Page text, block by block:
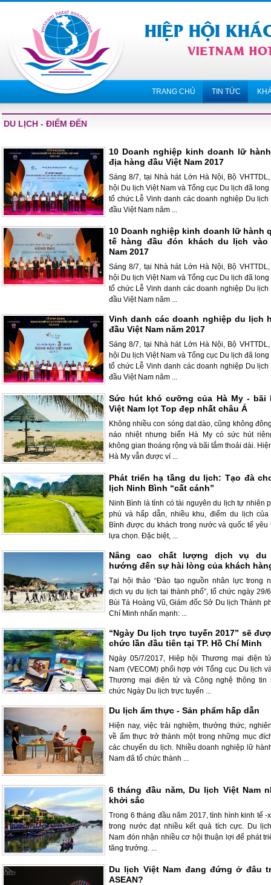
TRANG CHỦ TIN TỨC
DU LỊCH - ĐIỂM ĐẾN
10 Doanh nghiệp kinh doanh lữ
địa hàng đầu Việt Nam 2017
Sáng 8/7, tại Nhà hát Lớn Hà Nội, Bộ
hội Du lịch Việt Nam và Tổng cục Du lịch đã long
tổ chức Lễ Vinh danh các doanh nghiệp Du lịch
đầu Việt Nam năm ...
10 Doanh nghiệp kinh doanh lữ hành
tế hàng đầu đón khách du lịch vào
Nam 2017
Sáng 8/7, tại Nhà hát Lớn Hà Nội, Bộ
hội Du lịch Việt Nam và Tổng cục Du lịch đã long
tổ chức Lễ Vinh danh các doanh nghiệp Du lịch
đầu Việt Nam năm ...
Vinh danh các doanh nghiệp du lịch
đầu Việt Nam năm 2017
Sáng 8/7, tại Nhà hát Lớn Hà Nội, Bộ
hội Du lịch Việt Nam và Tổng cục Du lịch đã long
tổ chức Lễ Vinh danh các doanh nghiệp Du lịch
đầu Việt Nam năm ...
Sức hút khó cưỡng của Hà My - bãi
Việt Nam lọt Top đẹp nhất châu Á
Không nhiều con sóng dạt dào, cũng không
náo nhiệt nhưng biển Hà My có sức hút
không gian thoáng rộng và bãi tắm thoải dài.
Hà My vẫn được ví ...
Phát triển hạ tầng du lịch: Tạo đà
lịch Ninh Bình “cất cánh”
Ninh Bình là tỉnh có tài nguyên du lịch tự nhiên
phú và hấp dẫn, nhiều khu, điểm du lịch của
Bình được du khách trong nước và quốc tế yêu
lựa chọn. Đặc biệt, ...
Nâng cao chất lượng dịch vụ du
hướng đến sự hài lòng của khách
Tại hội thảo “Đào tạo nguồn nhân lực trong
dịch vụ du lịch tại thành phố”, tổ chức ngày 29/
Bùi Tá Hoàng Vũ, Giám đốc Sở Du lịch Thành
Chí Minh nhấn mạnh: ...
“Ngày Du lịch trực tuyến 2017” sẽ
chức lần đầu tiên tại TP. Hồ Chí Minh
Ngày 05/7/2017, Hiệp hội Thương mại điện
Nam (VECOM) phối hợp với Tổng cục Du lịch
Thương mại điện tử và Công nghệ thông tin
chức Ngày Du lịch trực tuyến ...
Du lịch ẩm thực - Sản phẩm hấp dẫn
Hiện nay, việc trải nghiệm, thưởng thức,
về ẩm thực trở thành một trong những mục
các chuyến du lịch. Nhiều doanh nghiệp lữ
Nam đã tổ chức thành ...
6 tháng đầu năm, Du lịch Việt Nam
khởi sắc
Trong 6 tháng đầu năm 2017, tình hình kinh tế -
trong nước đạt nhiều kết quả tích cực. Du
Nam đón nhận nhiều cơ hội thuận lợi để phát
tăng trưởng. ...
Du lịch Việt Nam đang đứng ở đâu
ASEAN?